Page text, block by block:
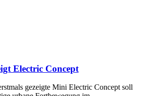
Electric Concept
gezeigte Mini Electric Concept soll